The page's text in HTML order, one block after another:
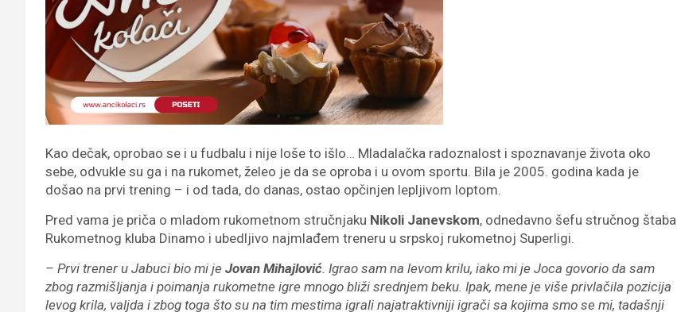
Kao dečak, oprobao se i u fudbalu i nije loše to išlo… Mladalačka radoznalost i spoznavanje života oko
sebe, odvukle su ga i na rukomet, želeo je da se oproba i u ovom sportu. Bila je 2005. godina kada je
došao na prvi trening – i od tada, do danas, ostao opčinjen lepljivom loptom.
Pred vama je priča o mladom rukometnom stručnjaku Nikoli Janevskom, odnedavno šefu stručnog štaba
Rukometnog kluba Dinamo i ubedljivo najmlađem treneru u srpskoj rukometnoj Superligi.
– Prvi trener u Jabuci bio mi je Jovan Mihajlović. Igrao sam na levom krilu, iako mi je Joca govorio da sam
zbog razmišljanja i poimanja rukometne igre mnogo bliži srednjem beku. Ipak, mene je više privlačila pozicija
levog krila, valjda i zbog toga što su na tim mestima igrali najatraktivniji igrači sa kojima smo se mi, tadašnji